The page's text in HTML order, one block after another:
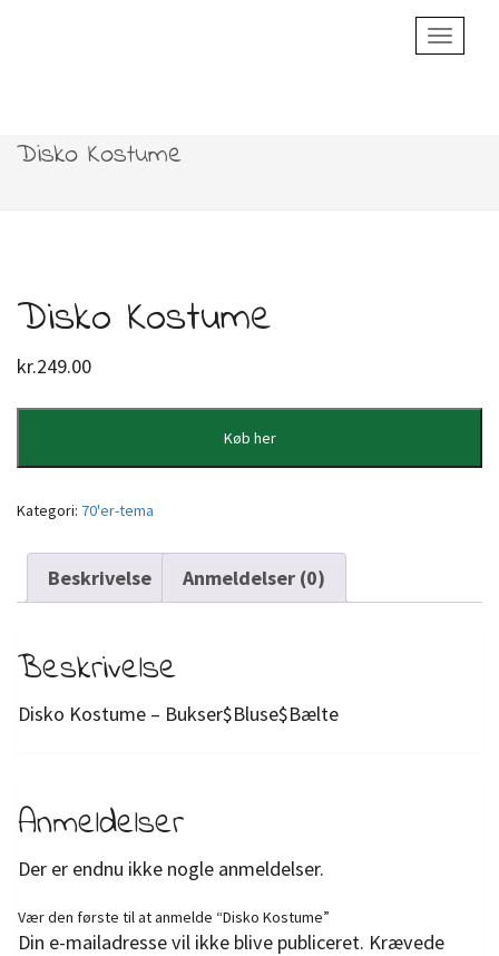
Toggle
Disko Kostume
Disko Kostume
kr.249.00
Køb her
Kategori: 70'er-tema
Beskrivelse Anmeldelser (0)
Beskrivelse
Disko Kostume – Bukser$Bluse$Bælte
Anmeldelser
Der er endnu ikke nogle anmeldelser.
Vær den første til at anmelde “Disko Kostume”
Din e-mailadresse vil ikke blive publiceret. Krævede